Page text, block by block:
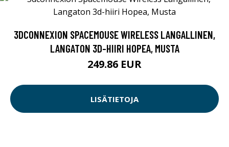
3DCONNEXION SPACEMOUSE WIRELESS LANGALLINEN,
LANGATON 3D-HIIRI HOPEA, MUSTA
249.86 EUR
LISÄTIETOJA